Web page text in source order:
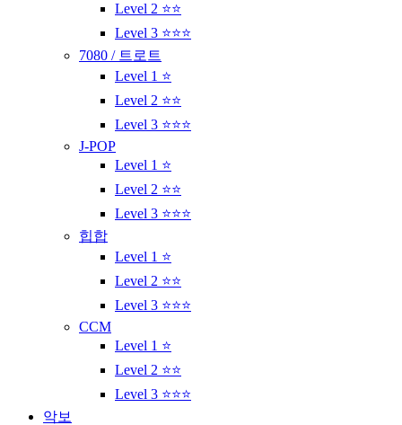
Level 2 ⭐⭐
Level 3 ⭐⭐⭐
7080 / 트로트
Level 1 ⭐
Level 2 ⭐⭐
Level 3 ⭐⭐⭐
J-POP
Level 1 ⭐
Level 2 ⭐⭐
Level 3 ⭐⭐⭐
힙합
Level 1 ⭐
Level 2 ⭐⭐
Level 3 ⭐⭐⭐
CCM
Level 1 ⭐
Level 2 ⭐⭐
Level 3 ⭐⭐⭐
악보